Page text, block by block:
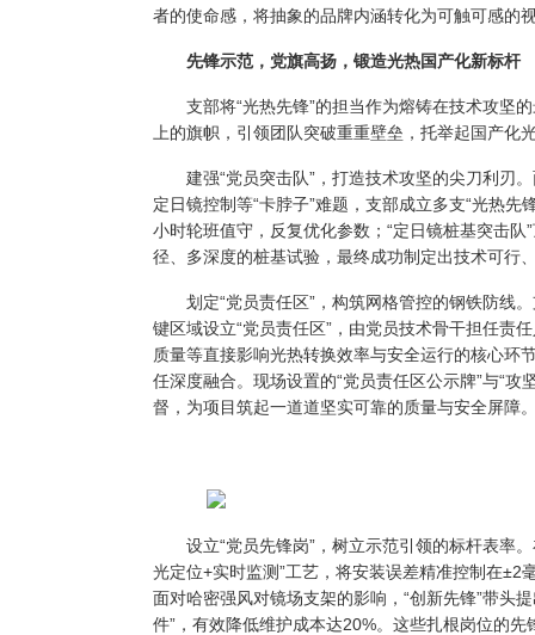
者的使命感，将抽象的品牌内涵转化为可触可感的
先锋示范，党旗高扬，锻造光热国产化新标杆
支部将“光热先锋”的担当作为熔铸在技术攻坚的
上的旗帜，引领团队突破重重壁垒，托举起国产化
建强“党员突击队”， 打造技术攻坚的尖刀利刃。
定日镜控制等“卡脖子”难题，支部成立多支“光热先
小时轮班值守，反复优化参数；“定日镜桩基突击
径、多深度的桩基试验，最终成功制定出技术可行
划定“党员责任区”， 构筑网格管控的钢铁防线。
键区域设立“党员责任区”，由党员技术骨干担任责
质量等直接影响光热转换效率与安全运行的核心环
任深度融合。现场设置的“党员责任区公示牌”与“
督，为项目筑起一道道坚实可靠的质量与安全屏障
设立“党员先锋岗” ， 树立示范引领的标杆表率。
光定位+实时监测”工艺，将安装误差精准控制在±2
面对哈密强风对镜场支架的影响，“创新先锋”带头
件”，有效降低维护成本达20%。这些扎根岗位的